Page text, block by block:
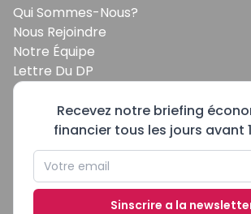
Qui Sommes-Nous?
Nous Rejoindre
Notre Équipe
Lettre Du DP
Recevez notre briefing
financier tous les jours avant
Sinscrire a la